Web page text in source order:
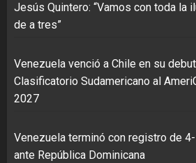
Jesús Quintero: “Vamos con toda la
de a tres”
Venezuela venció a Chile en su debut
Clasificatorio Sudamericano al
2027
Venezuela terminó con registro de
ante República Dominicana